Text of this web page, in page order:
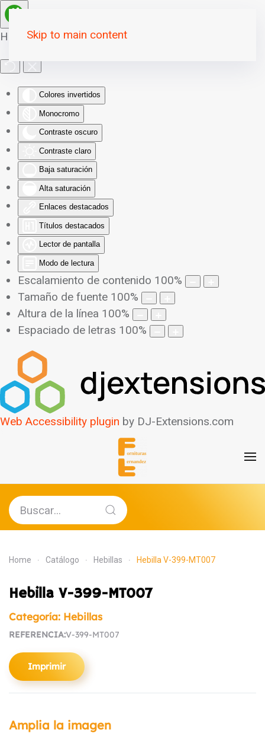
Herramientas de Accesibilidad
Colores invertidos
Monocromo
Contraste oscuro
Contraste claro
Baja saturación
Alta saturación
Enlaces destacados
Títulos destacados
Lector de pantalla
Modo de lectura
Escalamiento de contenido 100%
Tamaño de fuente 100%
Altura de la línea 100%
Espaciado de letras 100%
Web Accessibility plugin by DJ-Extensions.com
Skip to main content
Home Catálogo Hebillas Hebilla V-399-MT007
Hebilla V-399-MT007
Categoría: Hebillas
REFERENCIA:V-399-MT007
Imprimir
Amplia la imagen